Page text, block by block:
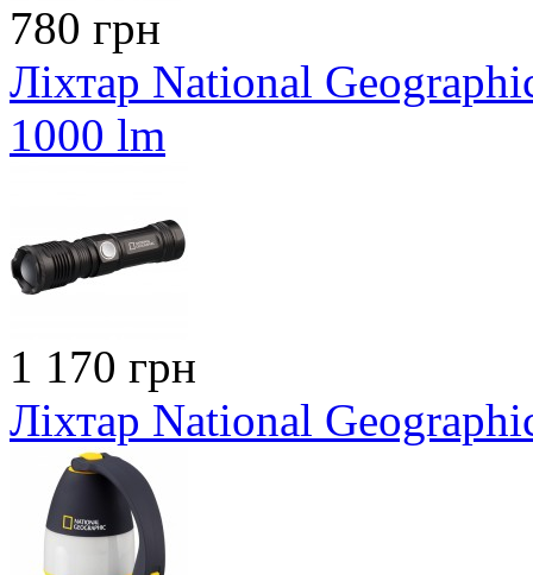
780 грн
Ліхтар National
1000 lm
1 170 грн
Ліхтар National